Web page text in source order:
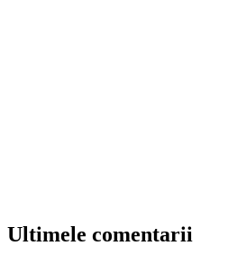
Ultimele comentarii